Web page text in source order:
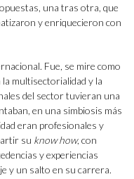
una tras otra, que
y enriquecieron con
Fue, se mire como
multisectorialidad y la
del sector tuvieran una
en una simbiosis más
eran profesionales y
su know how, con
y experiencias
y un salto en su carrera.